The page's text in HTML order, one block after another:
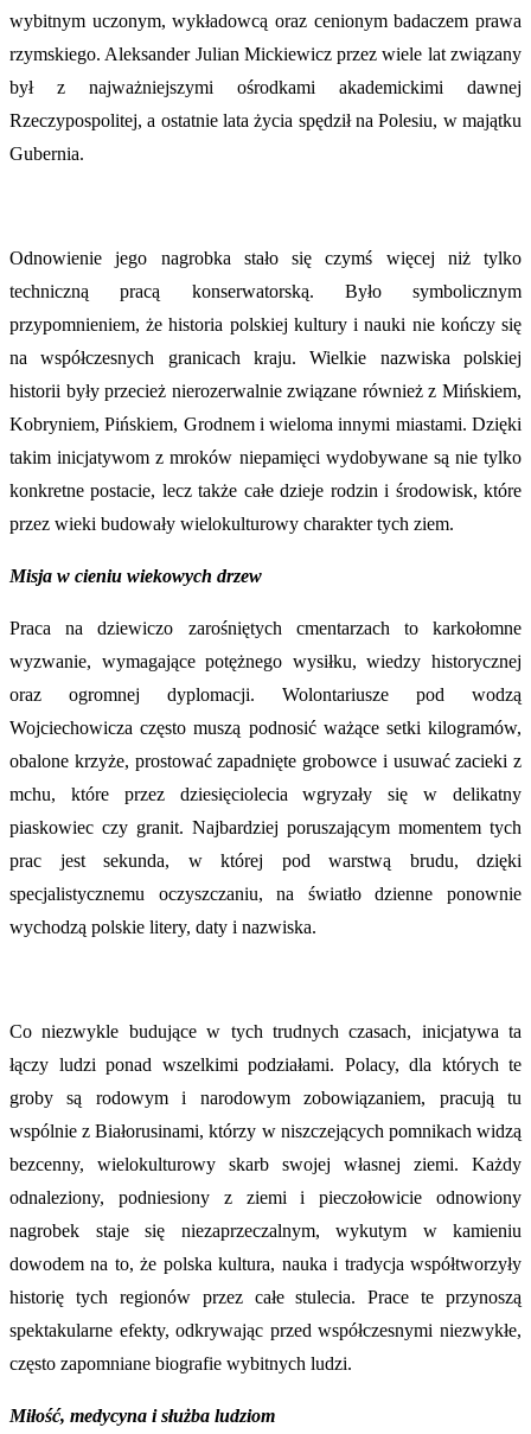
wybitnym uczonym, wykładowcą oraz cenionym badaczem prawa
rzymskiego. Aleksander Julian Mickiewicz przez wiele lat związany
był z najważniejszymi ośrodkami akademickimi dawnej
Rzeczypospolitej, a ostatnie lata życia spędził na Polesiu, w majątku
Gubernia.
Odnowienie jego nagrobka stało się czymś więcej niż tylko
techniczną pracą konserwatorską. Było symbolicznym
przypomnieniem, że historia polskiej kultury i nauki nie kończy się
na współczesnych granicach kraju. Wielkie nazwiska polskiej
historii były przecież nierozerwalnie związane również z Mińskiem,
Kobryniem, Pińskiem, Grodnem i wieloma innymi miastami. Dzięki
takim inicjatywom z mroków niepamięci wydobywane są nie tylko
konkretne postacie, lecz także całe dzieje rodzin i środowisk, które
przez wieki budowały wielokulturowy charakter tych ziem.
Misja w cieniu wiekowych drzew
Praca na dziewiczo zarośniętych cmentarzach to karkołomne
wyzwanie, wymagające potężnego wysiłku, wiedzy historycznej
oraz ogromnej dyplomacji. Wolontariusze pod wodzą
Wojciechowicza często muszą podnosić ważące setki kilogramów,
obalone krzyże, prostować zapadnięte grobowce i usuwać zacieki z
mchu, które przez dziesięciolecia wgryzały się w delikatny
piaskowiec czy granit. Najbardziej poruszającym momentem tych
prac jest sekunda, w której pod warstwą brudu, dzięki
specjalistycznemu oczyszczaniu, na światło dzienne ponownie
wychodzą polskie litery, daty i nazwiska.
Co niezwykle budujące w tych trudnych czasach, inicjatywa ta
łączy ludzi ponad wszelkimi podziałami. Polacy, dla których te
groby są rodowym i narodowym zobowiązaniem, pracują tu
wspólnie z Białorusinami, którzy w niszczejących pomnikach widzą
bezcenny, wielokulturowy skarb swojej własnej ziemi. Każdy
odnaleziony, podniesiony z ziemi i pieczołowicie odnowiony
nagrobek staje się niezaprzeczalnym, wykutym w kamieniu
dowodem na to, że polska kultura, nauka i tradycja współtworzyły
historię tych regionów przez całe stulecia. Prace te przynoszą
spektakularne efekty, odkrywając przed współczesnymi niezwykłe,
często zapomniane biografie wybitnych ludzi.
Miłość, medycyna i służba ludziom